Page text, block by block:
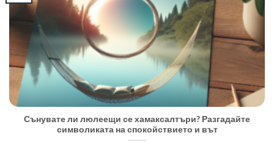
Сънувате ли люлеещи се хамаксалтъри? Разгадайте
символиката на спокойствието и вът